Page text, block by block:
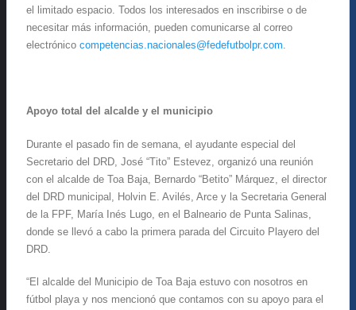
el limitado espacio. Todos los interesados en inscribirse o de
necesitar más información, pueden comunicarse al correo
electrónico competencias.nacionales@fedefutbolpr.com.
Apoyo total del alcalde y el municipio
Durante el pasado fin de semana, el ayudante especial del
Secretario del DRD, José “Tito” Estevez, organizó una reunión
con el alcalde de Toa Baja, Bernardo “Betito” Márquez, el director
del DRD municipal, Holvin E. Avilés, Arce y la Secretaria General
de la FPF, María Inés Lugo, en el Balneario de Punta Salinas,
donde se llevó a cabo la primera parada del Circuito Playero del
DRD.
“El alcalde del Municipio de Toa Baja estuvo con nosotros en
fútbol playa y nos mencionó que contamos con su apoyo para el